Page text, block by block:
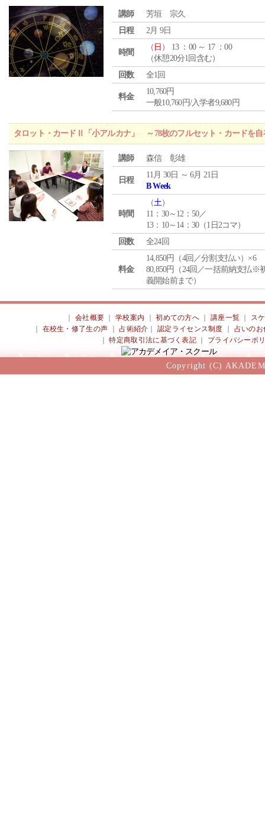
講師
芳垣 宗久
日程
2月 9日
時間
（ 日 ） 13 ：00 ～ 17 ：00
（休憩20分1回含む）
回数
全1回
料金
10,760円
一般10,760円/入学者9,680円
タロット・カードⅡ「小アルカナ」 ～78枚のフルセット・カードを自
講師 森信 彰雄
日程
11月 30日 ～ 6月 21日
B Week
時間
（土）
11：30～12：50／
13：10～14：30（1日2コマ）
回数
全24回
料金
14,850円（4回／分割支払い）×6
80,850円（24回／一括前納支払※
義開始前まで）
会社概要 ｜学校案内 ｜初めての方へ 講座一覧
ス
在校生・修了生の声 ｜占術紹介 ｜認定ライセンス制度
占いのお
｜特定商取引法に基づく表記 プライバシーポ
Copyright (C)